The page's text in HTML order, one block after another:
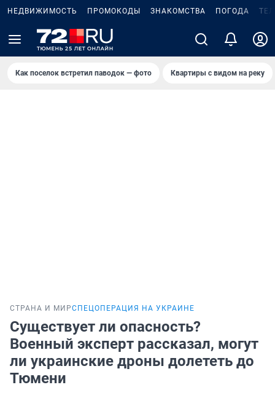
НЕДВИЖИМОСТЬ ПРОМОКОДЫ ЗНАКОМСТВА ПОГОДА
Как поселок встретил паводок — фото Квартиры с видом на реку
СТРАНА И МИРСПЕЦОПЕРАЦИЯ НА УКРАИНЕ
Существует ли опасность?
Военный эксперт рассказал, могут
ли украинские дроны долететь до
Тюмени